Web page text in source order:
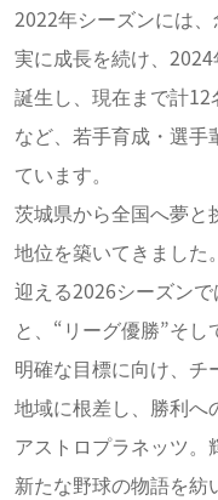
2022年シーズンには
実に成長を続け、
誕生し、現在まで計12
など、若手育成・選
ています。
茨城県から全国へ夢と
地位を築いてきました。
迎える2026シーズン
と、“リーグ優勝”そ
明確な目標に向け、チ
地域に根差し、勝利へ
アストロプラネッツ。
新たな野球の物語を紡